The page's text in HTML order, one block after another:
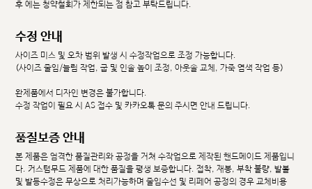
후 에는 청약철회가 제한되는 점 참고 부탁드립니다.
수정 안내
사이즈 미스 및 오차 범위 발생 시 수정작업으로 조정 가능합니다.
(사이즈 줄임/늘림 작업, 굽 및 인솔 높이 조정, 아웃솔 교체, 가죽 염색 작업 등)
완제품에서 디자인 변경은 불가합니다.
수정 작업이 필요 시 AS 접수 및 카카오톡 문의 주시면 안내 드립니다.
품질보증 안내
본 제품은 엄격한 품질관리와 공정을 거쳐 수작업으로 제작된 핸드메이드 제품입니
다. 커스텀무드 제품에 대한 품질을 평생 보증합니다. 접착, 재봉, 부착 불량, 발볼
및 발등수정은 무상으로 처리가능하며 줄임수선 및 리페어 공정의 경우 교체비용